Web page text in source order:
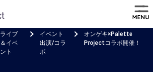
MENU
ライブ
＆イベ
ント
イベント
出演/コラ
ボ
オンゲキ×Palette
Projectコラボ開催！